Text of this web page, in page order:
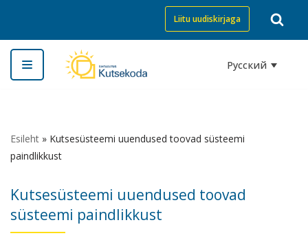
Перейти
к
содержимому
Liitu uudiskirjaga
Русский
Esileht » Kutsesüsteemi uuendused toovad süsteemi
paindlikkust
Kutsesüsteemi uuendused toovad
süsteemi paindlikkust